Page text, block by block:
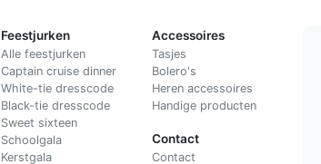
Feestjurken
Alle feestjurken
Captain cruise dinner
White-tie dresscode
Black-tie dresscode
Sweet sixteen
Schoolgala
Kerstgala
Accessoires
Tasjes
Bolero's
Heren accessoires
Handige producten
Contact
Contact